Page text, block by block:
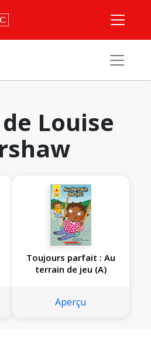
Louise
Toujours parfait : Au
terrain de jeu (A)
Aperçu